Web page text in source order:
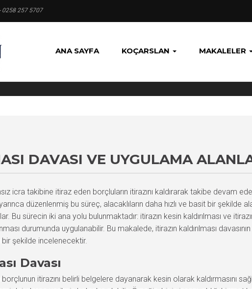
0258 257 5707
ANA SAYFA KOÇARSLAN MAKALELER
DAVASI VE UYGULAMA
icra takibine itiraz eden borçluların itirazını kaldırarak takibe devam
düzenlenmiş bu süreç, alacaklıların daha hızlı ve basit bir şekilde
Bu sürecin iki ana yolu bulunmaktadır: itirazın kesin kaldırılması ve
durumunda uygulanabilir. Bu makalede, itirazın kaldırılması
şekilde incelenecektir.
Davası
borçlunun itirazını belirli belgelere dayanarak kesin olarak kaldırmasını